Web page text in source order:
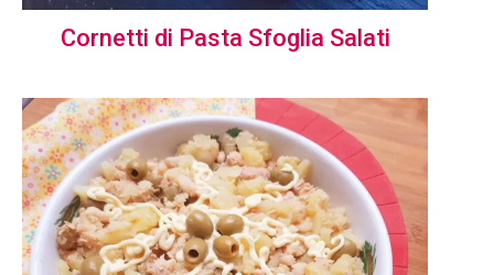
Cornetti di Pasta Sfoglia Salati